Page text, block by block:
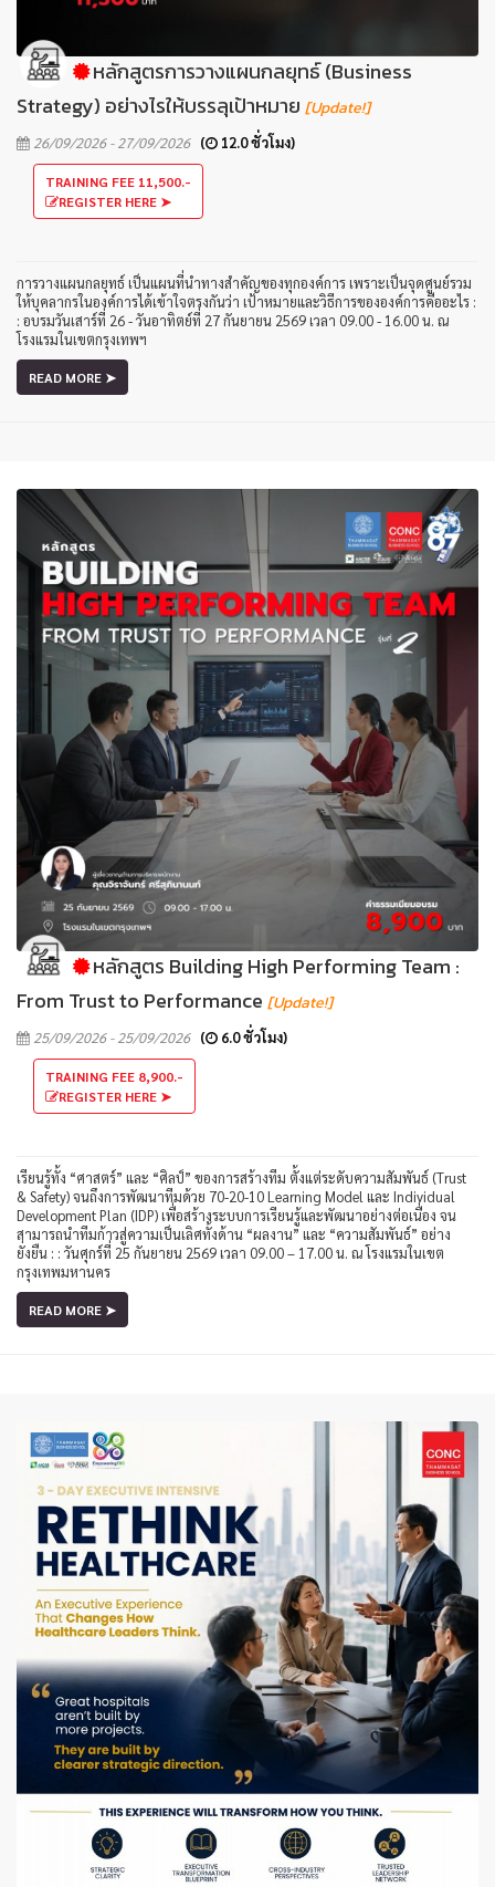
หลักสูตรการวางแผนกลยุทธ์ (Business
Strategy) อย่างไรให้บรรลุเป้าหมาย [Update!]
26/09/2026 - 27/09/2026 ( 12.0 ชั่วโมง)
TRAINING FEE 11,500.-
REGISTER HERE ➤
การวางแผนกลยุทธ์ เป็นแผนที่นำทางสำคัญของทุกองค์การ เพราะเป็นจุดศูนย์รวม
ให้บุคลากรในองค์การได้เข้าใจตรงกันว่า เป้าหมายและวิธีการขององค์การคืออะไร :
: อบรมวันเสาร์ที่ 26 - วันอาทิตย์ที่ 27 กันยายน 2569 เวลา 09.00 - 16.00 น. ณ
โรงแรมในเขตกรุงเทพฯ
READ MORE ➤
หลักสูตร Building High Performing Team :
From Trust to Performance [Update!]
25/09/2026 - 25/09/2026 ( 6.0 ชั่วโมง)
TRAINING FEE 8,900.-
REGISTER HERE ➤
เรียนรู้ทั้ง “ศาสตร์” และ “ศิลป์” ของการสร้างทีม ตั้งแต่ระดับความสัมพันธ์ (Trust
& Safety) จนถึงการพัฒนาทีมด้วย 70-20-10 Learning Model และ Individual
Development Plan (IDP) เพื่อสร้างระบบการเรียนรู้และพัฒนาอย่างต่อเนื่อง จน
สามารถนำทีมก้าวสู่ความเป็นเลิศทั้งด้าน “ผลงาน” และ “ความสัมพันธ์” อย่าง
ยั่งยืน : : วันศุกร์ที่ 25 กันยายน 2569 เวลา 09.00 – 17.00 น. ณ โรงแรมในเขต
กรุงเทพมหานคร
READ MORE ➤